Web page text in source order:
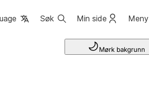
Søk Min side Meny
Mørk bakgrunn